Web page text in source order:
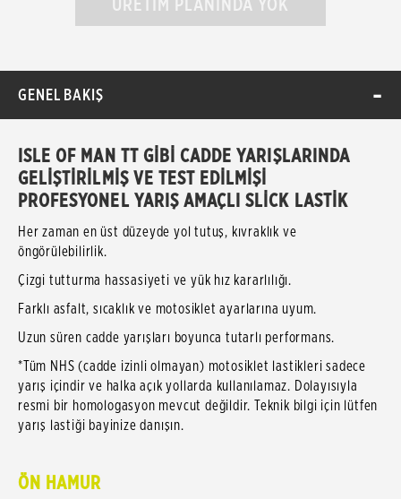
GENEL BAKIŞ
ISLE OF MAN TT GİBİ CADDE YARIŞLARINDA
GELİŞTİRİLMİŞ VE TEST EDİLMİŞİ
PROFESYONEL YARIŞ AMAÇLI SLİCK LASTİK
Her zaman en üst düzeyde yol tutuş, kıvraklık ve
öngörülebilirlik.
Çizgi tutturma hassasiyeti ve yük hız kararlılığı.
Farklı asfalt, sıcaklık ve motosiklet ayarlarına uyum.
Uzun süren cadde yarışları boyunca tutarlı performans.
*Tüm NHS (cadde izinli olmayan) motosiklet lastikleri sadece
yarış içindir ve halka açık yollarda kullanılamaz. Dolayısıyla
resmi bir homologasyon mevcut değildir. Teknik bilgi için lütfen
yarış lastiği bayinize danışın.
ÖN HAMUR